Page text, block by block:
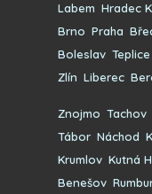
Labem Hradec
Brno Praha
Boleslav, Teplice
Zlín Liberec,
Znojmo Tachov,
Tábor, Náchod
Krumlov, Kutná
Benešov,